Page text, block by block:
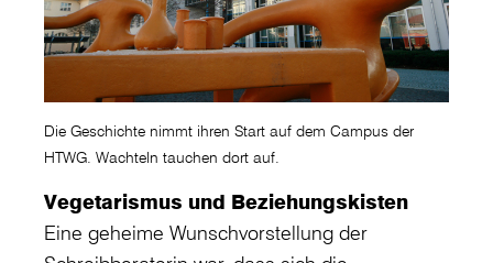
Die Geschichte nimmt ihren Start auf dem Campus der
HTWG. Wachteln tauchen dort auf.
Vegetarismus und Beziehungskisten
Eine geheime Wunschvorstellung der